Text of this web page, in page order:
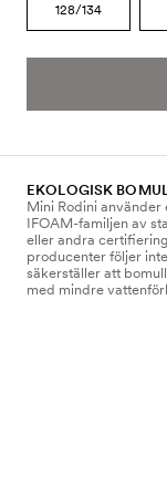
128/134
EKOLOGISK
Mini Rodini använder
IFOAM-familjen av
eller andra
producenter följer
säkerställer att
med mindre